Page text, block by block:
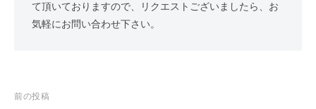
て頂いておりますので、リクエストございましたら、お
気軽にお問い合わせ下さい。
投
前の投稿